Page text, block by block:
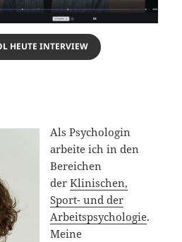
HEUTE INTERVIEW
Als Psychologin
arbeite ich in den
Bereichen
derKlinischen,
Sport- und der
Arbeitspsychologie.
Meine